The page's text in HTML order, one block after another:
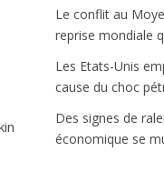
Le conflit au
reprise mondiale
Les Etats-Unis
cause du choc
Des signes de
économique se